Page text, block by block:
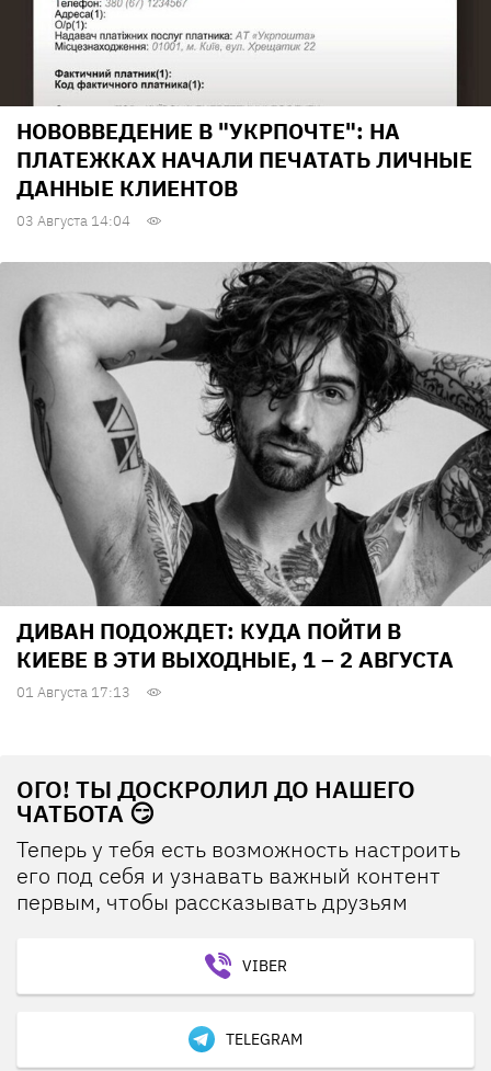
НОВОВВЕДЕНИЕ В "УКРПОЧТЕ": НА
ПЛАТЕЖКАХ НАЧАЛИ ПЕЧАТАТЬ ЛИЧНЫЕ
ДАННЫЕ КЛИЕНТОВ
03 Августа 14:04
ДИВАН ПОДОЖДЕТ: КУДА ПОЙТИ В
КИЕВЕ В ЭТИ ВЫХОДНЫЕ, 1 – 2 АВГУСТА
01 Августа 17:13
ОГО! ТЫ ДОСКРОЛИЛ ДО НАШЕГО
ЧАТБОТА 😏
Теперь у тебя есть возможность настроить
его под себя и узнавать важный контент
первым, чтобы рассказывать друзьям
VIBER
TELEGRAM